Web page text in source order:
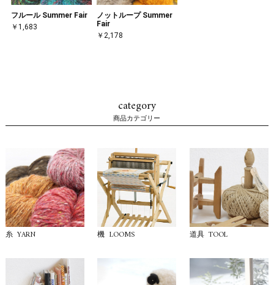
フルール Summer Fair
￥1,683
ノットループ Summer
Fair
￥2,178
category
商品カテゴリー
糸 YARN 機 LOOMS 道具 TOOL